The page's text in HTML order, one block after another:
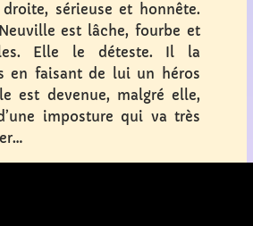
sérieuse et honnête.
est lâche, fourbe et
Elle le déteste. Il la
en faisant de lui un héros
est devenue, malgré elle,
imposture qui va très